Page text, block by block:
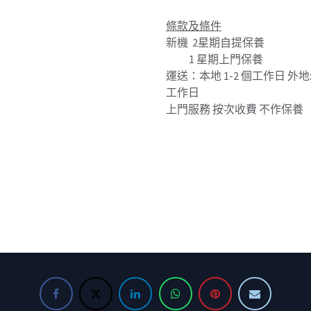
條款及條件
新機 2星期自提保養
1 星期上門保養
運送：本地 1-2 個工作日 外地
工作日
上門服務 按次收費 不作保養